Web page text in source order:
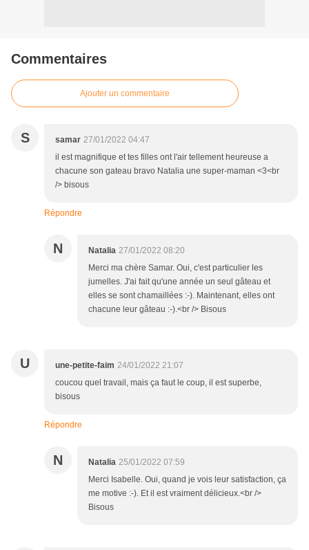
Commentaires
Ajouter un commentaire
S samar 27/01/2022 04:47
il est magnifique et tes filles ont l'air tellement heureuse a
chacune son gateau bravo Natalia une super-maman <3<br
/> bisous
Répondre
N Natalia 27/01/2022 08:20
Merci ma chère Samar. Oui, c'est particulier les
jumelles. J'ai fait qu'une année un seul gâteau et
elles se sont chamaillées :-). Maintenant, elles ont
chacune leur gâteau :-).<br /> Bisous
U une-petite-faim 24/01/2022 21:07
coucou quel travail, mais ça faut le coup, il est superbe,
bisous
Répondre
N Natalia 25/01/2022 07:59
Merci Isabelle. Oui, quand je vois leur satisfaction, ça
me motive :-). Et il est vraiment délicieux.<br />
Bisous